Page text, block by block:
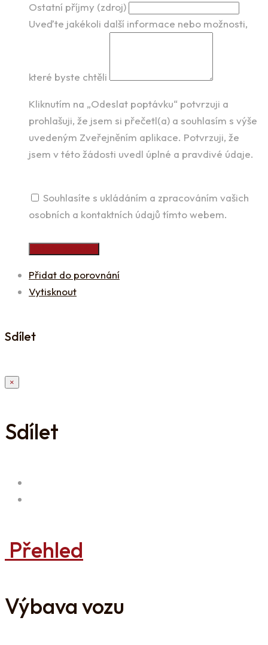
Ostatní příjmy (zdroj)
Uveďte jakékoli další informace nebo možnosti,
které byste chtěli
Kliknutím na „Odeslat poptávku“ potvrzuji a
prohlašuji, že jsem si přečetl(a) a souhlasím s výše
uvedeným Zveřejněním aplikace. Potvrzuji, že
jsem v této žádosti uvedl úplné a pravdivé údaje.
Souhlasíte s ukládáním a zpracováním vašich
osobních a kontaktních údajů tímto webem.
Přidat do porovnání
Vytisknout
Sdílet
×
Sdílet
Přehled
Výbava vozu